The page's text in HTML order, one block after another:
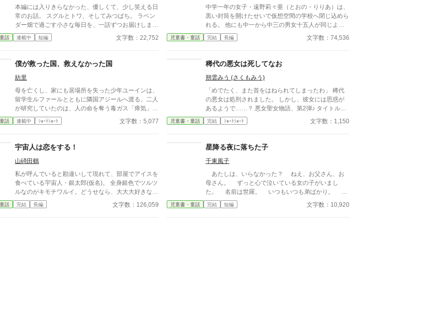
あり、実在の人物・団体・事件・自然災害等とは一切
関係ありません。 また、SF的な被害表現が含まれ
ますが、物語の展開上設定しているものです。 ――
――――――― 表紙のイラストは「ノーコピーライ
本編には入りきらなかった、優しくて、少し笑える日
常のお話。 スグルとトワ、そしてみつばち。 ラベン
ダー畑で過ごす小さな毎日を、一話ずつお届けしま
す。 今日も、三人は笑って帰ります。
話 連載中 短編 文字数：22,752
中学一年の女子・遠野莉々亜（とおの・りりあ）は、
黒い封筒を開けたせいで仮想空間の学校へ閉じ込めら
れる。 他にも中一から中三の男女十五人が同じよう
に誘拐されて、現実世界に帰る一人になるために戦わ
なければならない。 登録させられた「あなたの大切
を集めるデスゲーム。 勝ち残りと友情を天秤にかけ
て、ゲームは進んでいく。 一つ年上の男子・加川準
（かがわ・じゅん）は敵か味方か？莉々亜は果たし
て、元の世界へ帰ることができるのか？ 心理戦が飛
び交う、四日間の戦いの物語。 （第二回きずな児童
書大賞で奨励賞を受賞しました）
児童書・童話 完結 長編 文字数：74,536
僕が救った国、救えなかった国
紡里
母を亡くし、家にも居場所を失った少年ユーインは、
留学生ルファールとともに隣国アジールへ渡る。二人
が研究していたのは、人の命を奪う毒ガス「瘴気」を
取り除く装置だった。 発明は滅びかけた小国を救う
が、祖国チェンミは装置を盗み、危険な模造品を作っ
に待っていた結末とは――
話 連載中 ｼｮｰﾄｼｮｰﾄ 文字数：5,077
稀代の悪女は死してなお
朔雲みう (さくもみう)
「めでたく、また首をはねられてしまったわ」 稀代
の悪女は処刑されました。 しかし、彼女には思惑が
あるようで……？ 悪女聖女物語、第2弾♪ タイトルに
は2通りの意味を込めましたが、他にもあるか
も……？ ※ イラストは、親友の朝美智晴さまに描い
児童書・童話 完結 ｼｮｰﾄｼｮｰﾄ 文字数：1,150
宇宙人は恋をする！
山碕田鶴
私が呼んでいると勘違いして現れて、部屋でアイスを
食べている宇宙人・銀太郎(仮名)。 全身銀色でツルツ
ルなのがキモチワルイ。どうせなら、大大大好きなア
イドルの滝川蓮君そっくりだったら良かったのに。
……え？ 変身できるの？ 中学一年生・川上葵とナゾ
話 完結 長編 文字数：126,059
星降る夜に落ちた子
千東風子
あたしは、いらなかった？ ねえ、お父さん、お
母さん。 ずっと心で泣いている女の子がいまし
た。 名前は世羅。 いつもいつも弟ばかり。 何
か買うのも出かけるのも、弟の言うことを聞いて。
ハイキングなんて、来たくなかった！ 世羅が怒
児童書・童話 完結 短編 文字数：10,920